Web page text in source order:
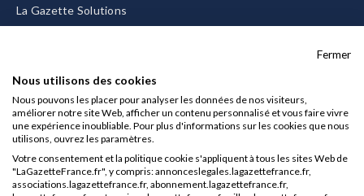
La Gazette Solutions
Mentions légales
CGU/CGV
Données personnelles
Charte sur les cookies
Fermer
Nous utilisons des cookies
Nous pouvons les placer pour analyser les données de nos visiteurs,
améliorer notre site Web, afficher un contenu personnalisé et vous faire vivre
une expérience inoubliable. Pour plus d'informations sur les cookies que nous
utilisons, ouvrez les paramètres.
Votre consentement et la politique cookie s'appliquent à tous les sites Web de
"LaGazetteFrance.fr", y compris: annonceslegales.lagazettefrance.fr,
associations.lagazettefrance.fr, abonnement.lagazettefrance.fr,